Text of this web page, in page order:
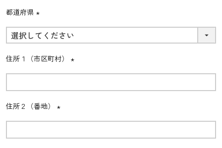
都道府県
(必
須)
住所１（市区町村）
(必
住所２（番地）
(必